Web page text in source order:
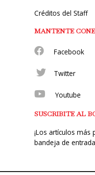
Créditos del Staff
MANTENTE
Facebook
Twitter
Youtube
SUSCRIBITE AL
¡Los artículos más
bandeja de